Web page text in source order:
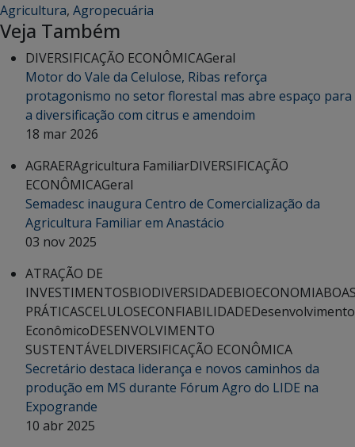
Agricultura, Agropecuária
Veja Também
DIVERSIFICAÇÃO ECONÔMICAGeral
Motor do Vale da Celulose, Ribas reforça
protagonismo no setor florestal mas abre espaço para
a diversificação com citrus e amendoim
18 mar 2026
AGRAERAgricultura FamiliarDIVERSIFICAÇÃO
ECONÔMICAGeral
Semadesc inaugura Centro de Comercialização da
Agricultura Familiar em Anastácio
03 nov 2025
ATRAÇÃO DE
INVESTIMENTOSBIODIVERSIDADEBIOECONOMIA
PRÁTICASCELULOSECONFIABILIDADEDesenvolvimento
EconômicoDESENVOLVIMENTO
SUSTENTÁVELDIVERSIFICAÇÃO ECONÔMICA
Secretário destaca liderança e novos caminhos da
produção em MS durante Fórum Agro do LIDE na
Expogrande
10 abr 2025